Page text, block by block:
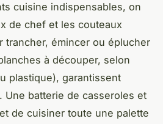
cuisine indispensables, on
de chef et les couteaux
trancher, émincer ou éplucher
à découper, selon
plastique), garantissent
Une batterie de casseroles et
de cuisiner toute une palette